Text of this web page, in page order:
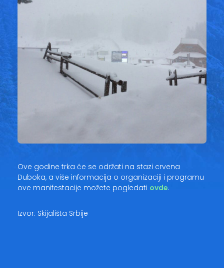
Ove godine trka će se održati na stazi crvena
Duboka, a više informacija o organizaciji i programu
ove manifestacije možete pogledati ovde.
Izvor: Skijališta Srbije